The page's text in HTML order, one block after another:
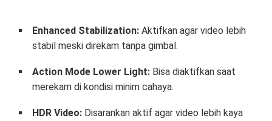
Enhanced Stabilization:Aktifkan agar video lebih
stabil meski direkam tanpa gimbal.
Action Mode Lower Light:Bisa diaktifkan saat
merekam di kondisi minim cahaya.
HDR Video:Disarankan aktif agar video lebih kaya